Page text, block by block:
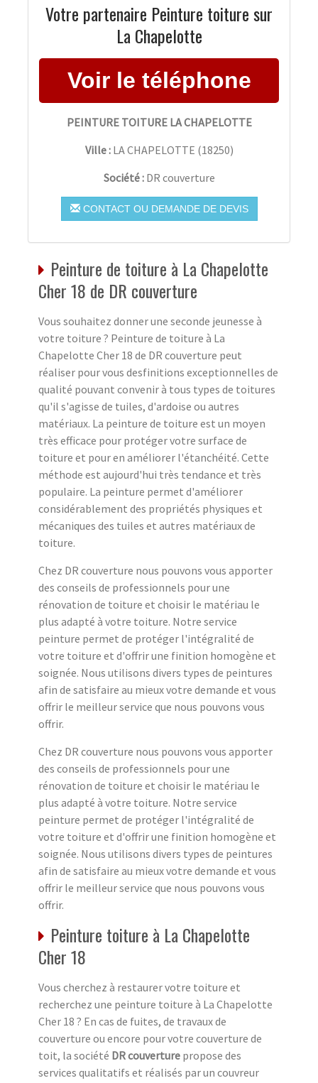
Votre partenaire Peinture toiture sur
La Chapelotte
PEINTURE TOITURE LA CHAPELOTTE
Ville : LA CHAPELOTTE (18250)
Société : DR couverture
CONTACT OU DEMANDE DE DEVIS
Peinture de toiture à La Chapelotte
Cher 18 de DR couverture
Vous souhaitez donner une seconde jeunesse à
votre toiture ? Peinture de toiture à La
Chapelotte Cher 18 de DR couverture peut
réaliser pour vous desfinitions exceptionnelles de
qualité pouvant convenir à tous types de toitures
qu'il s'agisse de tuiles, d'ardoise ou autres
matériaux. La peinture de toiture est un moyen
très efficace pour protéger votre surface de
toiture et pour en améliorer l'étanchéité. Cette
méthode est aujourd'hui très tendance et très
populaire. La peinture permet d'améliorer
considérablement des propriétés physiques et
mécaniques des tuiles et autres matériaux de
toiture.
Chez DR couverture nous pouvons vous apporter
des conseils de professionnels pour une
rénovation de toiture et choisir le matériau le
plus adapté à votre toiture. Notre service
peinture permet de protéger l'intégralité de
votre toiture et d'offrir une finition homogène et
soignée. Nous utilisons divers types de peintures
afin de satisfaire au mieux votre demande et vous
offrir le meilleur service que nous pouvons vous
offrir.
Chez DR couverture nous pouvons vous apporter
des conseils de professionnels pour une
rénovation de toiture et choisir le matériau le
plus adapté à votre toiture. Notre service
peinture permet de protéger l'intégralité de
votre toiture et d'offrir une finition homogène et
soignée. Nous utilisons divers types de peintures
afin de satisfaire au mieux votre demande et vous
offrir le meilleur service que nous pouvons vous
offrir.
Peinture toiture à La Chapelotte
Cher 18
Vous cherchez à restaurer votre toiture et
recherchez une peinture toiture à La Chapelotte
Cher 18 ? En cas de fuites, de travaux de
couverture ou encore pour votre couverture de
toit, la société DR couverture propose des
services qualitatifs et réalisés par un couvreur